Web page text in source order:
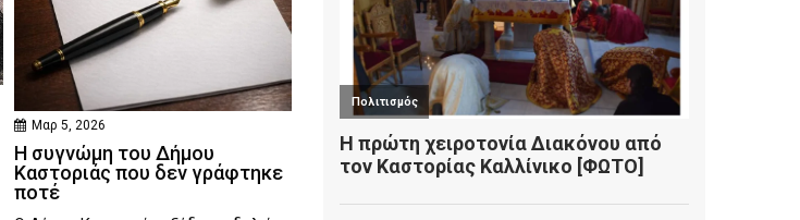
Μαρ 5, 2026
Η συγνώμη του Δήμου
Καστοριάς που δεν γράφτηκε
ποτέ